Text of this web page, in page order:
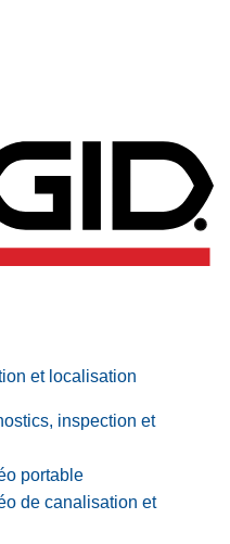
et localisation
inspection et
portable
de canalisation et